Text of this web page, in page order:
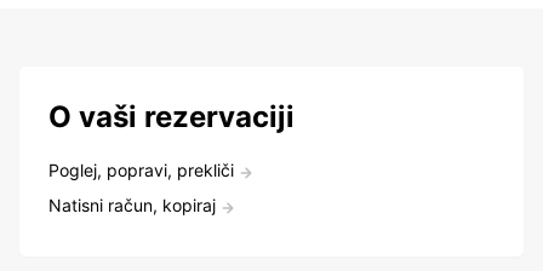
O vaši rezervaciji
Poglej, popravi, prekliči
Natisni račun, kopiraj